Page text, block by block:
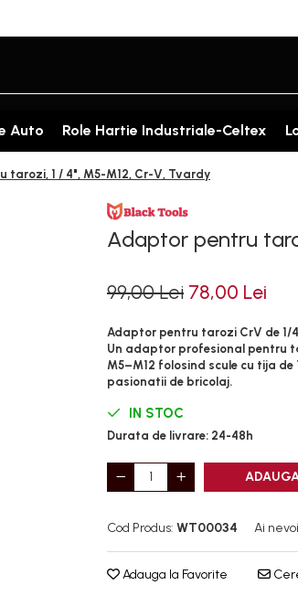
Auto Role Hartie Industriale-Celtex
tarozi, 1 / 4", M5-M12, Cr-V, Tvardy
Adaptor pentru
99,00 Lei 78,00 Lei
Adaptor pentru tarozi CrV de 1/
Un adaptor profesional pentru
M5–M12 folosind scule cu tija
pasionatii de bricolaj.
IN STOC
Durata de livrare: 24-48h
Cod Produs: WT00034 Ai
Adauga la Favorite